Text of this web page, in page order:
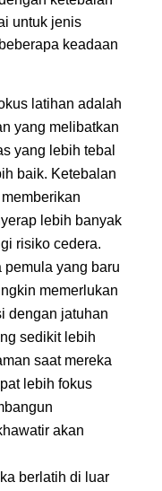
untuk jenis
keadaan
latihan adalah
yang melibatkan
yang lebih tebal
baik. Ketebalan
lebih banyak
risiko cedera.
pemula yang baru
memerlukan
dengan jatuhan
sedikit lebih
saat mereka
lebih fokus
akan
berlatih di luar